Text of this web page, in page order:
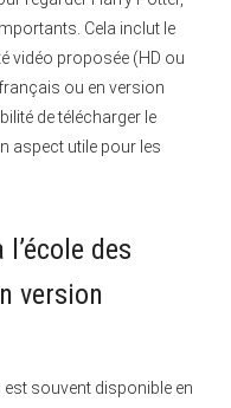
Cela inclut le
vidéo proposée (HD ou
ou en version
de télécharger le
aspect utile pour les
des
version
est souvent disponible en